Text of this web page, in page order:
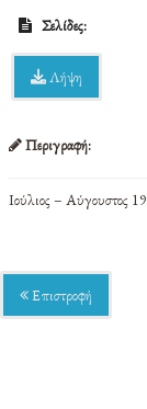
Σελίδες:
Λήψη
Περιγραφή:
Ιούλιος – Αύγουστος
Επιστροφή